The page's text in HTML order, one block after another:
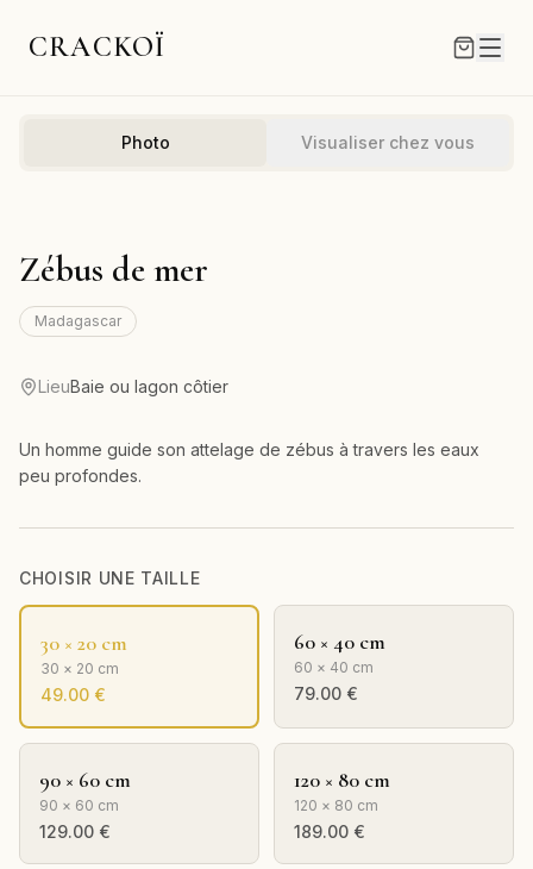
CRACKOÏ
Photo Visualiser chez vous
Zébus de mer
Madagascar
LieuBaie ou lagon côtier
Un homme guide son attelage de zébus à travers les eaux
peu profondes.
CHOISIR UNE TAILLE
30 × 20 cm
30 × 20 cm
49.00 €
60 × 40 cm
60 × 40 cm
79.00 €
90 × 60 cm
90 × 60 cm
129.00 €
120 × 80 cm
120 × 80 cm
189.00 €